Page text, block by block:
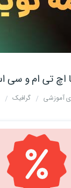
اچ تی ام و
آموزشی گرافیک